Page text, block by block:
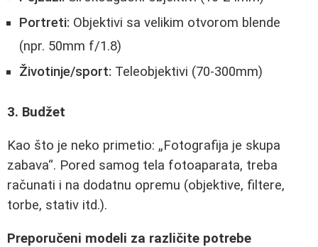
Portreti: Objektivi sa velikim otvorom blende
(npr. 50mm f/1.8)
Životinje/sport: Teleobjektivi (70-300mm)
3. Budžet
Kao što je neko primetio:
Fotografija je skupa
zabava . Pored samog tela fotoaparata, treba
računati i na dodatnu opremu (objektive, filtere,
torbe, stativ itd.).
Preporučeni modeli za različite potrebe